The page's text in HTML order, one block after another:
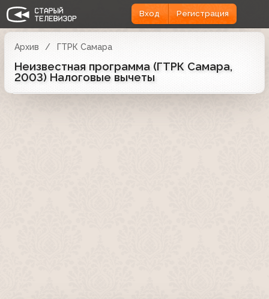
Вход Регистрация
Архив ГТРК Самара
Неизвестная программа (ГТРК Самара,
2003) Налоговые вычеты